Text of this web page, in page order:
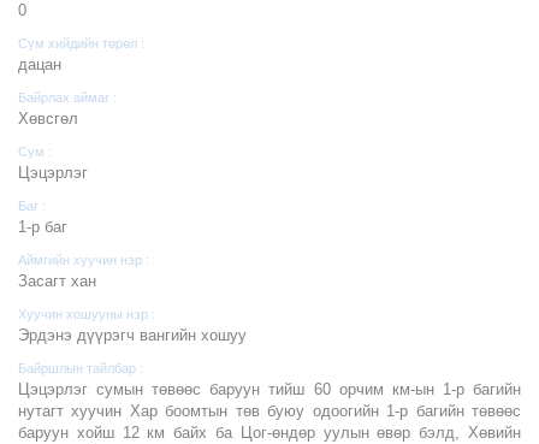
0
Сүм хийдийн төрөл :
дацан
Байрлах аймаг :
Хөвсгөл
Сум :
Цэцэрлэг
Баг :
1-р баг
Аймгийн хуучин нэр :
Засагт хан
Хуучин хошууны нэр :
Эрдэнэ дүүрэгч вангийн хошуу
Байршлын тайлбар :
Цэцэрлэг сумын төвөөс баруун тийш 60 орчим км-ын 1-р багийн
нутагт хуучин Хар боомтын төв буюу одоогийн 1-р багийн төвөөс
баруун хойш 12 км байх ба Цог-өндөр уулын өвөр бэлд, Хөвийн